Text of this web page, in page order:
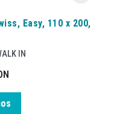
Easy, 110 x 200,
IN